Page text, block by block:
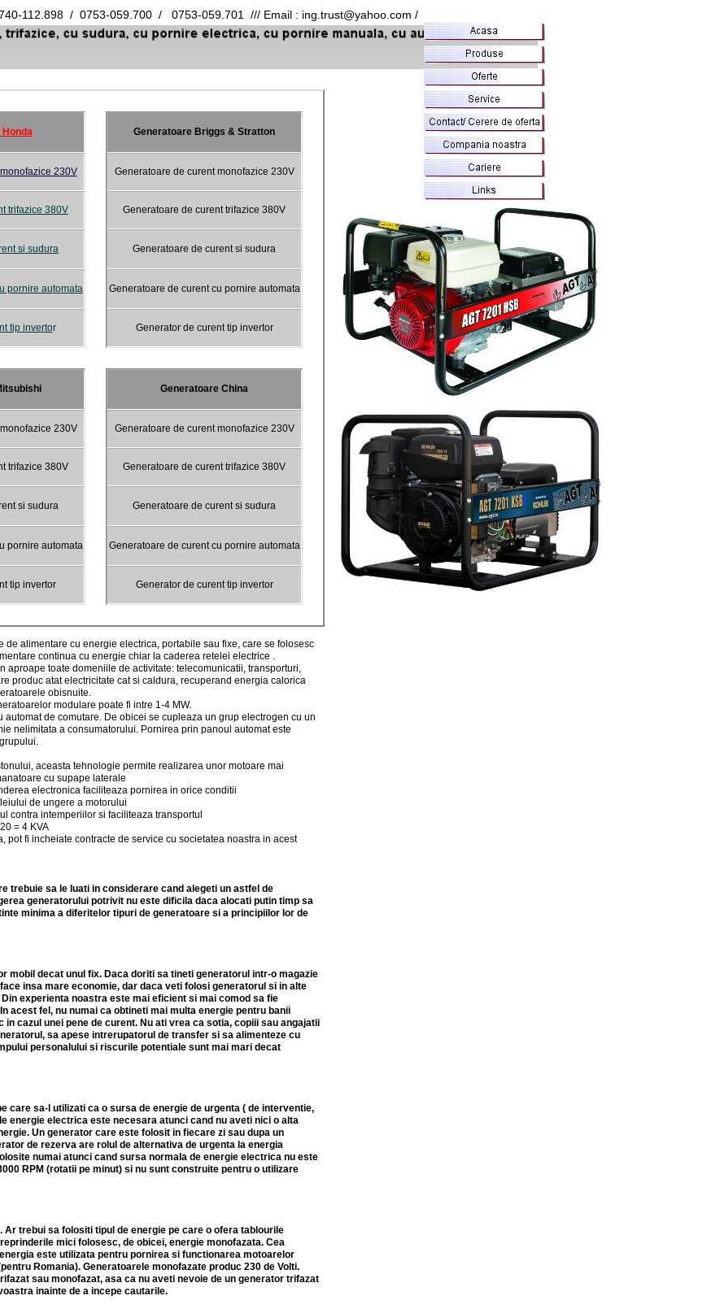
230V
trifazice 380V
si sudura
pornire automata
tip invertor
Generatoare Briggs & Stratton
Generatoare de curent monofazice 230V
Generatoare de curent trifazice 380V
Generatoare de curent si sudura
Generatoare de curent cu pornire automata
Generator de curent tip invertor
230V
trifazice 380V
si sudura
pornire automata
tip invertor
Generatoare China
Generatoare de curent monofazice 230V
Generatoare de curent trifazice 380V
Generatoare de curent si sudura
Generatoare de curent cu pornire automata
Generator de curent tip invertor
112.898 / 0753-059.700 / 0753-059.701 /// Email : ing.trust@yahoo.com /
alimentare cu energie electrica, portabile sau fixe, care se folosesc
continua cu energie chiar la caderea retelei electrice .
toate domeniile de activitate: telecomunicatii, transporturi,
produc atat electricitate cat si caldura, recuperand energia calorica
obisnuite.
modulare poate fi intre 1-4 MW.
de comutare. De obicei se cupleaza un grup electrogen cu un
nelimitata a consumatorului. Pornirea prin panoul automat este
aceasta tehnologie permite realizarea unor motoare mai
cu supape laterale
electronica faciliteaza pornirea in orice conditii
de ungere a motorului
contra intemperiilor si faciliteaza transportul
= 4 KVA
pot fi incheiate contracte de service cu societatea noastra in acest
trebuie sa le luati in considerare cand alegeti un astfel de
generatorului potrivit nu este dificila daca alocati putin timp sa
minima a diferitelor tipuri de generatoare si a principiilor lor de
mobil decat unul fix. Daca doriti sa tineti generatorul intr-o magazie
insa mare economie, dar daca veti folosi generatorul si in alte
experienta noastra este mai eficient si mai comod sa fie
acest fel, nu numai ca obtineti mai multa energie pentru banii
cazul unei pene de curent. Nu ati vrea ca sotia, copiii sau angajatii
sa apese intrerupatorul de transfer si sa alimenteze cu
personalului si riscurile potentiale sunt mai mari decat
care sa-l utilizati ca o sursa de energie de urgenta ( de interventie,
energie electrica este necesara atunci cand nu aveti nici o alta
Un generator care este folosit in fiecare zi sau dupa un
de rezerva are rolul de alternativa de urgenta la energia
numai atunci cand sursa normala de energie electrica nu este
RPM (rotatii pe minut) si nu sunt construite pentru o utilizare
trebui sa folositi tipul de energie pe care o ofera tablourile
mici folosesc, de obicei, energie monofazata. Cea
este utilizata pentru pornirea si functionarea motoarelor
Romania). Generatoarele monofazate produc 230 de Volti.
sau monofazat, asa ca nu aveti nevoie de un generator trifazat
inainte de a incepe cautarile.